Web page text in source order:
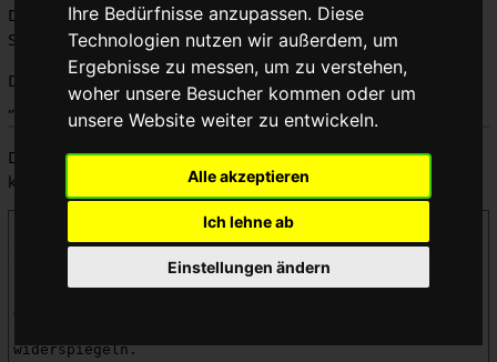
Ihre Bedürfnisse anzupassen. Diese
Technologien nutzen wir außerdem, um
Ergebnisse zu messen, um zu verstehen,
woher unsere Besucher kommen oder um
unsere Website weiter zu entwickeln.
Alle akzeptieren
Ich lehne ab
Einstellungen ändern
Du bist aus dem folgenden Grund nicht berechtigt, diese
Seite zu bearbeiten:
Diese Aktion ist auf Benutzer beschränkt, die der Gruppe
„ Benutzer“ angehören.
Du kannst den Quelltext dieser Seite betrachten und
kopieren.